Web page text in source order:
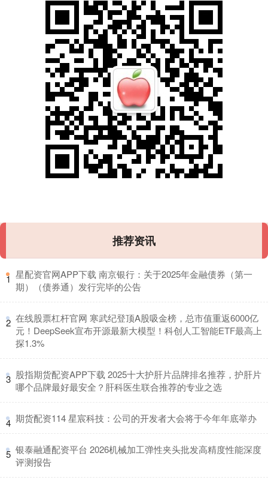
推荐资讯
1 ​星配资官网APP下载 南京银行：关于2025年金融债券（第一
期）（债券通）发行完毕的公告
2 ​在线股票杠杆官网 寒武纪登顶A股吸金榜，总市值重返6000亿
元！DeepSeek宣布开源最新大模型！科创人工智能ETF最高上
探1.3%
3 ​股指期货配资APP下载 2025十大护肝片品牌排名推荐，护肝片
哪个品牌最好最安全？肝科医生联合推荐的专业之选
4 ​期货配资114 星宸科技：公司的开发者大会将于今年年底举办
5 ​银泰融通配资平台 2026机械加工弹性夹头批发高精度性能深度
评测报告